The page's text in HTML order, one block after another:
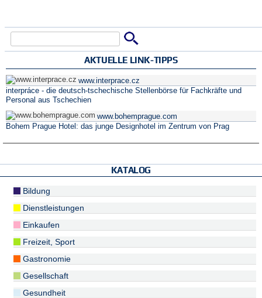
Suchformular
AKTUELLE LINK-TIPPS
www.interprace.cz
interpráce - die deutsch-tschechische Stellenbörse für Fachkräfte und
Personal aus Tschechien
www.bohemprague.com
Bohem Prague Hotel: das junge Designhotel im Zentrum von Prag
KATALOG
Bildung
Dienstleistungen
Einkaufen
Freizeit, Sport
Gastronomie
Gesellschaft
Gesundheit